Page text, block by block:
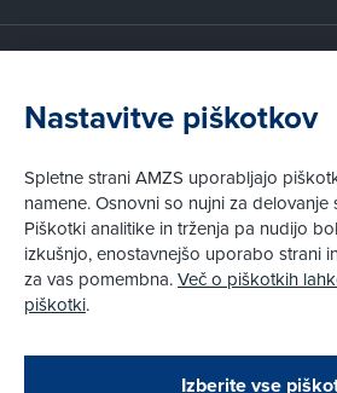
Podarjamo vam 10 €!
Postanite član AMZS
Zakaj (p)ostati član?
Kako vam pomagamo
Pravni vidiki
Piškotki
Pravno obvestilo
Nastavitve piškotkov
Spletne strani AMZS uporabljajo
namene. Osnovni so nujni za delovanje
Piškotki analitike in trženja pa nudijo
izkušnjo, enostavnejšo uporabo strani
za vas pomembna.Več o piškotkih
piškotki.
Izberite vse